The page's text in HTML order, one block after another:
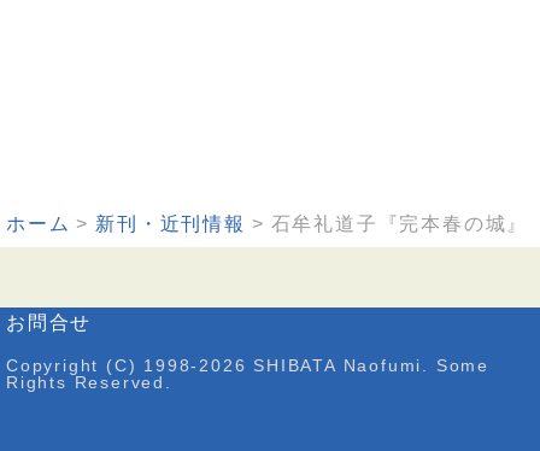
ホーム 新刊・近刊情報 石牟礼道子『完本春の城』
お問合せ
Copyright (C) 1998-2026 SHIBATA Naofumi. Some
Rights Reserved.